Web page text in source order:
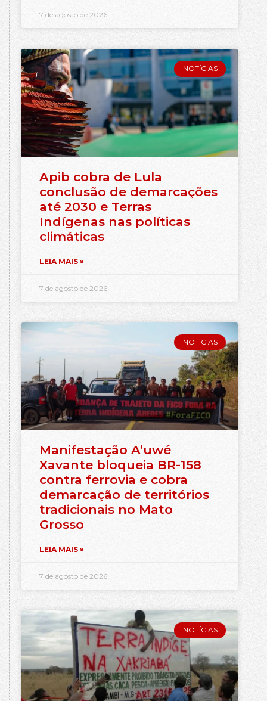
7 de agosto de 2026
NOTÍCIAS
Apib cobra de Lula
conclusão de demarcações
até 2030 e Terras
Indígenas nas políticas
climáticas
LEIA MAIS »
7 de agosto de 2026
NOTÍCIAS
Manifestação A’uwé
Xavante bloqueia BR-158
contra ferrovia e cobra
demarcação de territórios
tradicionais no Mato
Grosso
LEIA MAIS »
7 de agosto de 2026
NOTÍCIAS